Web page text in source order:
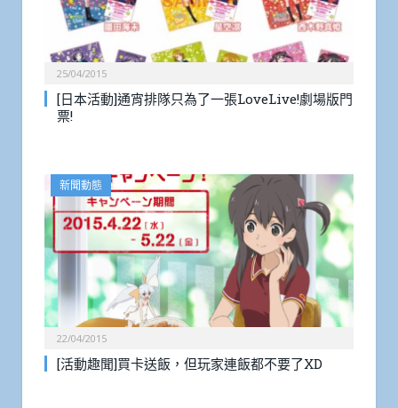
25/04/2015
[日本活動]通宵排隊只為了一張LoveLive!劇場版門
票!
新聞動態
22/04/2015
[活動趣聞]買卡送飯，但玩家連飯都不要了XD